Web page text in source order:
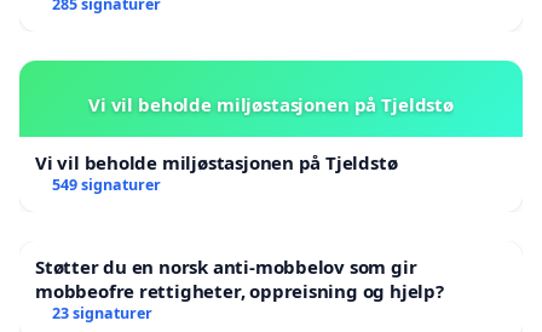
285 signaturer
Vi vil beholde miljøstasjonen på Tjeldstø
Vi vil beholde miljøstasjonen på Tjeldstø
549 signaturer
Støtter du en norsk anti-mobbelov som gir
mobbeofre rettigheter, oppreisning og hjelp?
23 signaturer